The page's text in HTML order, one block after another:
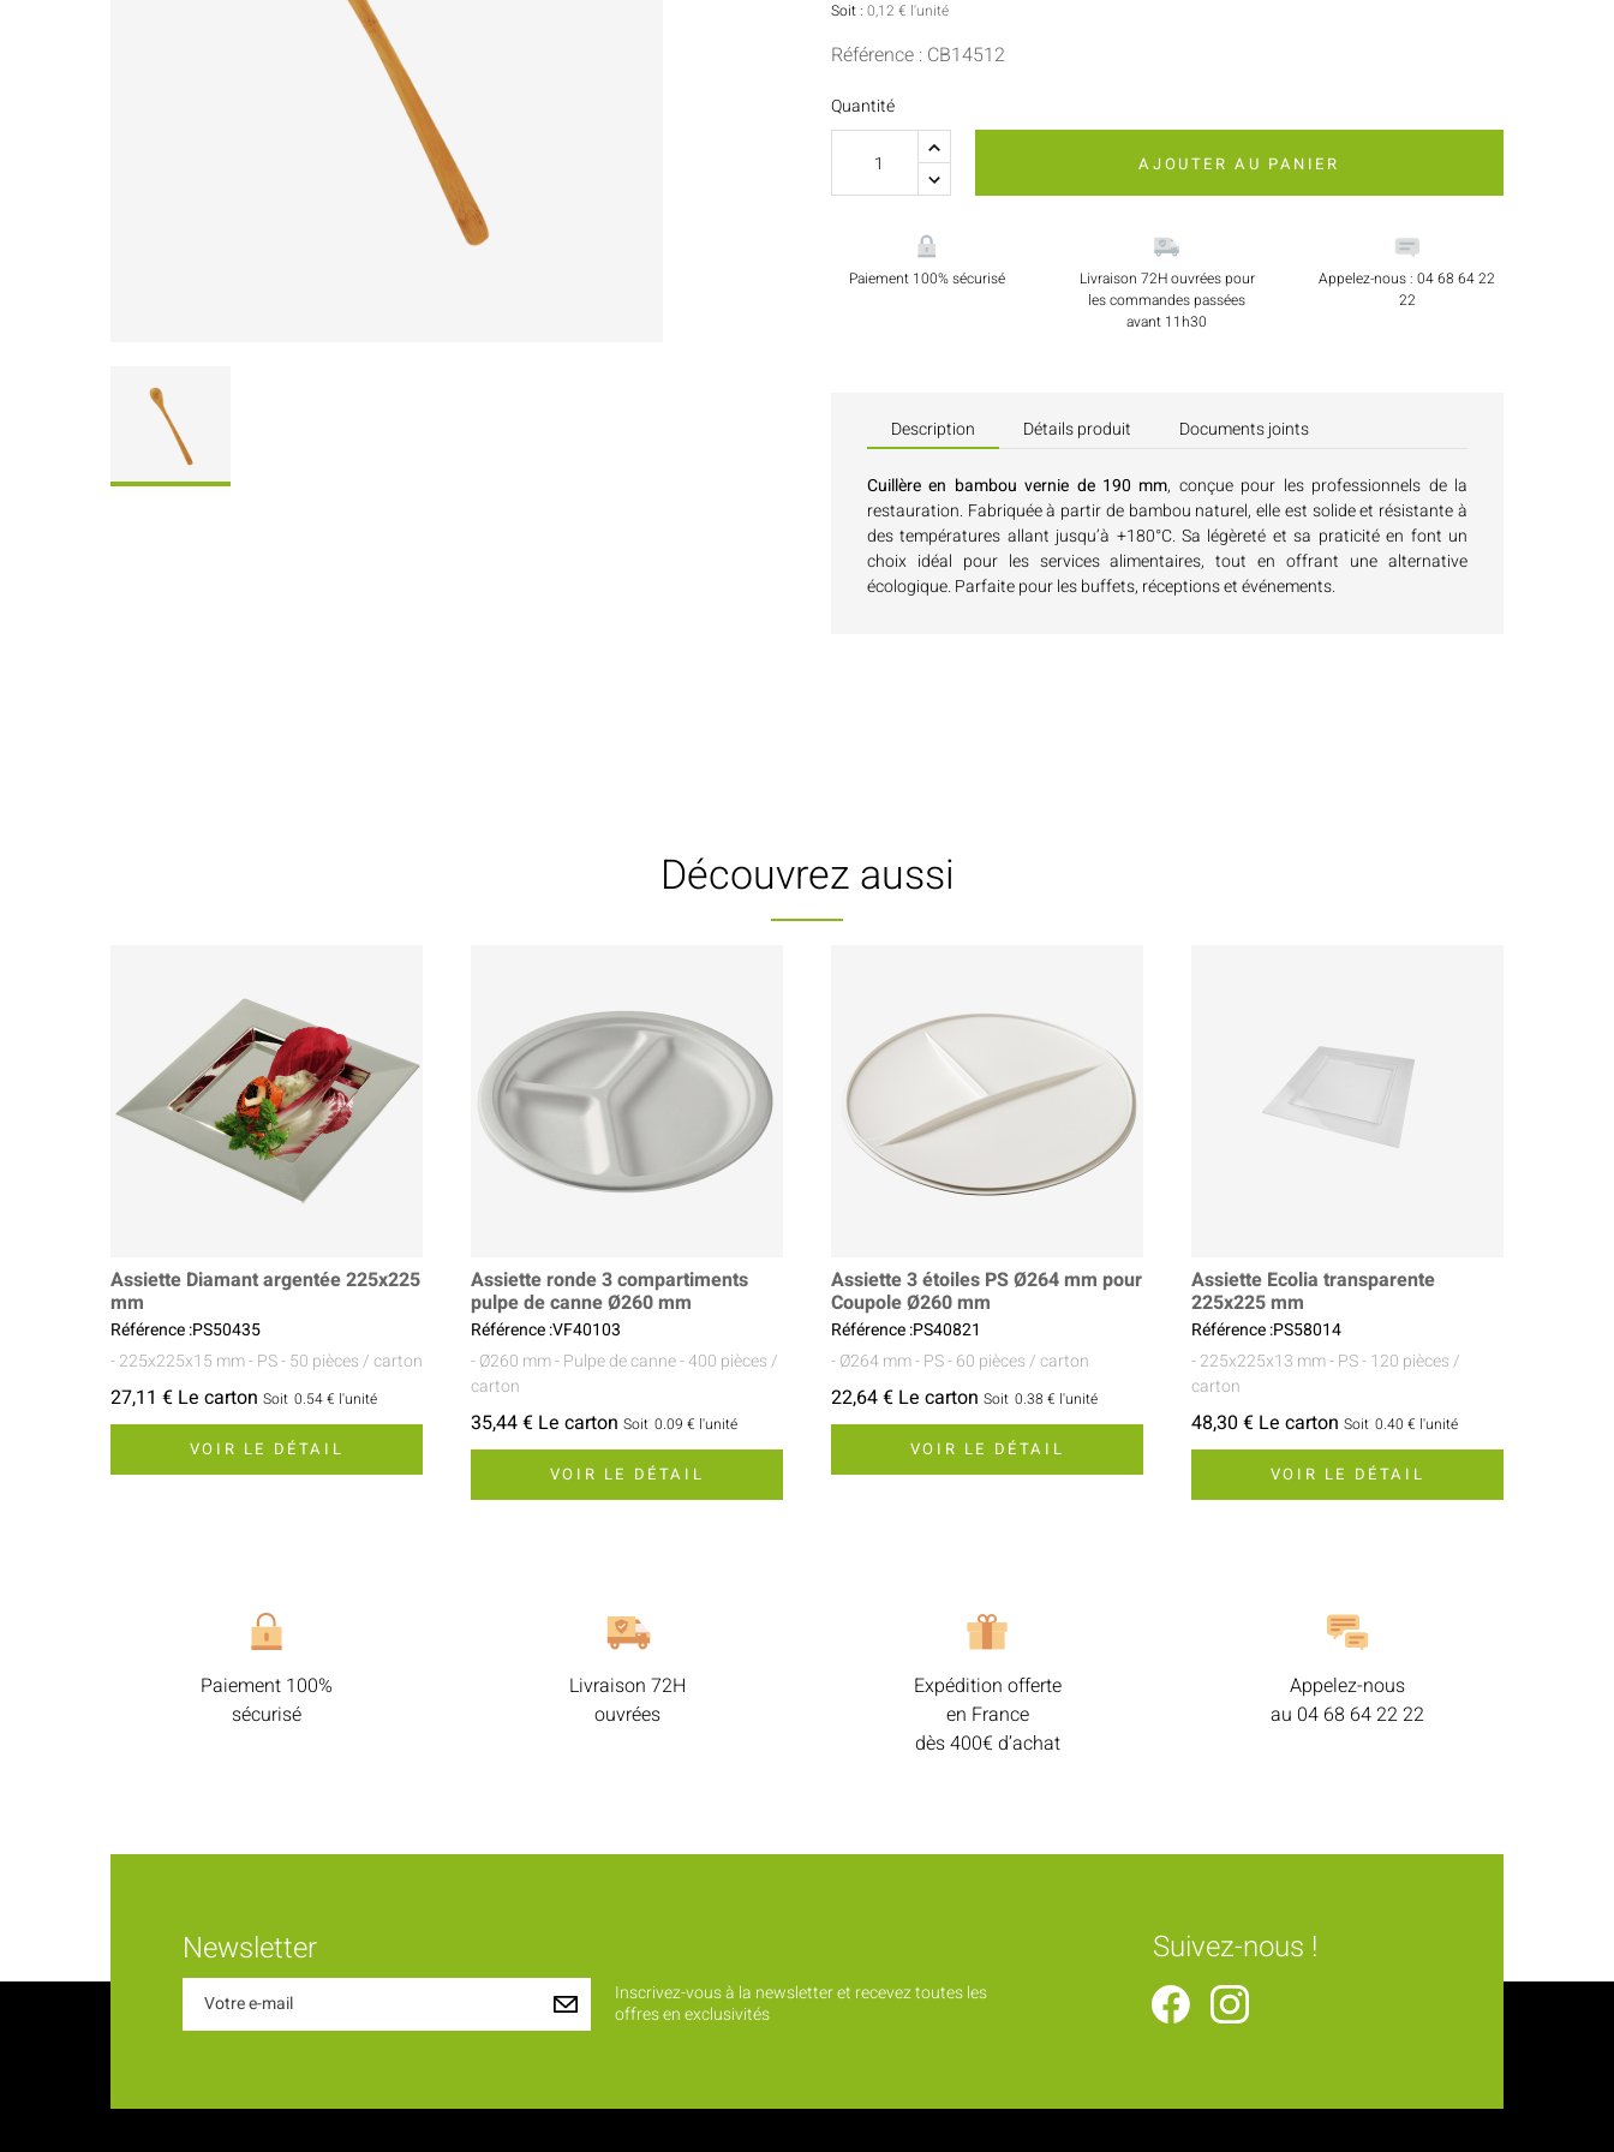
Coffrets À Partager Sauces Et Condiments
Nappes Et Serviettes
Flacons Et Bouteilles
Soit : 0,12 € l'unité
Référence : CB14512
Quantité
AJOUTER AU PANIER
Paiement 100% sécurisé
Livraison 72H ouvrées pour
les commandes passées
avant 11h30
Appelez-nous : 04 68 64 22
22
Description Détails produit Documents joints
Cuillère en bambou vernie de 190 mm, conçue pour les professionnels de la
restauration. Fabriquée à partir de bambou naturel, elle est solide et résistante à
des températures allant jusqu’à +180°C. Sa légèreté et sa praticité en font un
choix idéal pour les services alimentaires, tout en offrant une alternative
écologique. Parfaite pour les buffets, réceptions et événements.
Découvrez aussi
Assiette Diamant argentée 225x225
mm
Référence :PS50435
- 225x225x15 mm- PS- 50 pièces / carton
27,11 € Le carton Soit 0.54 € l'unité
VOIR LE DÉTAIL
Assiette ronde 3 compartiments
pulpe de canne Ø260 mm
Référence :VF40103
- Ø260 mm- Pulpe de canne- 400 pièces /
carton
35,44 € Le carton Soit 0.09 € l'unité
VOIR LE DÉTAIL
Assiette 3 étoiles PS Ø264 mm pour
Coupole Ø260 mm
Référence :PS40821
- Ø264 mm- PS- 60 pièces / carton
22,64 € Le carton Soit 0.38 € l'unité
VOIR LE DÉTAIL
Assiette Ecolia transparente
225x225 mm
Référence :PS58014
- 225x225x13 mm- PS- 120 pièces /
carton
48,30 € Le carton Soit 0.40 € l'unité
VOIR LE DÉTAIL
Paiement 100%
sécurisé
Livraison 72H
ouvrées
Expédition offerte
en France
dès 400€ d’achat
Appelez-nous
au 04 68 64 22 22
Newsletter
Inscrivez-vous à la newsletter et recevez toutes les
offres en exclusivités
Suivez-nous !